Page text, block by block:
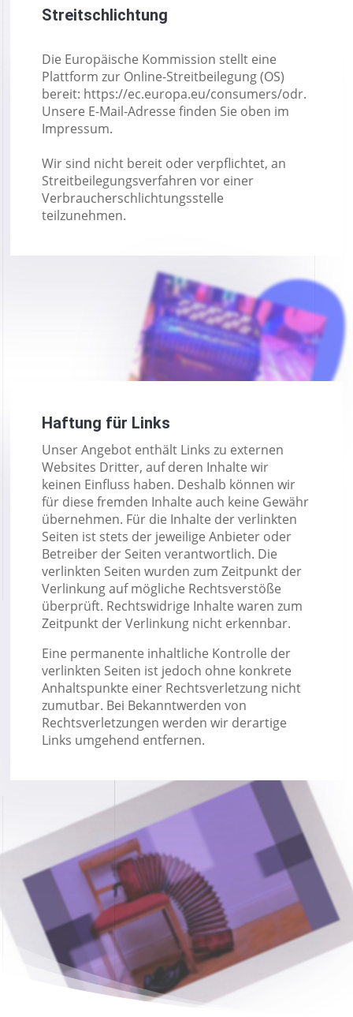
Streitschlichtung
Die Europäische Kommission stellt eine
Plattform zur Online-Streitbeilegung (OS)
bereit: https://ec.europa.eu/consumers/odr.
Unsere E-Mail-Adresse finden Sie oben im
Impressum.
Wir sind nicht bereit oder verpflichtet, an
Streitbeilegungsverfahren vor einer
Verbraucherschlichtungsstelle
teilzunehmen.
Haftung für Links
Unser Angebot enthält Links zu externen
Websites Dritter, auf deren Inhalte wir
keinen Einfluss haben. Deshalb können wir
für diese fremden Inhalte auch keine Gewähr
übernehmen. Für die Inhalte der verlinkten
Seiten ist stets der jeweilige Anbieter oder
Betreiber der Seiten verantwortlich. Die
verlinkten Seiten wurden zum Zeitpunkt der
Verlinkung auf mögliche Rechtsverstöße
überprüft. Rechtswidrige Inhalte waren zum
Zeitpunkt der Verlinkung nicht erkennbar.
Eine permanente inhaltliche Kontrolle der
verlinkten Seiten ist jedoch ohne konkrete
Anhaltspunkte einer Rechtsverletzung nicht
zumutbar. Bei Bekanntwerden von
Rechtsverletzungen werden wir derartige
Links umgehend entfernen.